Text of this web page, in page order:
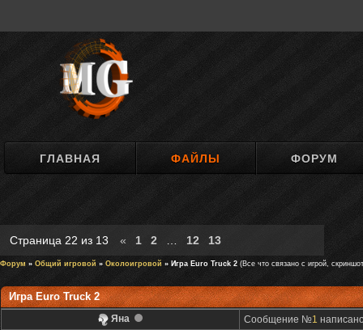
ГЛАВНАЯ ФАЙЛЫ ФОРУМ
Страница 22 из 13 « 1 2 12 13
Форум » Общий игровой » Околоигровой » Игра Euro Truck 2 (Все что связано с игрой,
Игра Euro Truck 2
Яна Сообщение №1